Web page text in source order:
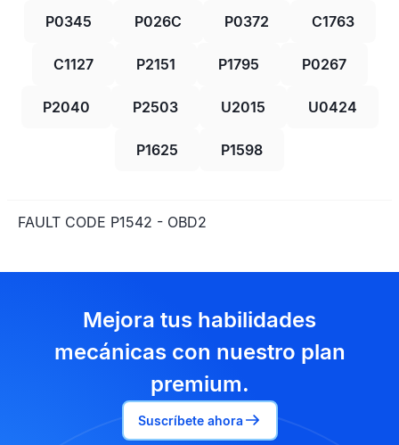
P0345 P026C P0372 C1763
C1127 P2151 P1795 P0267
P2040 P2503 U2015 U0424
P1625 P1598
FAULT CODE P1542 - OBD2
Mejora tus habilidades
mecánicas con nuestro plan
premium.
Suscríbete ahora